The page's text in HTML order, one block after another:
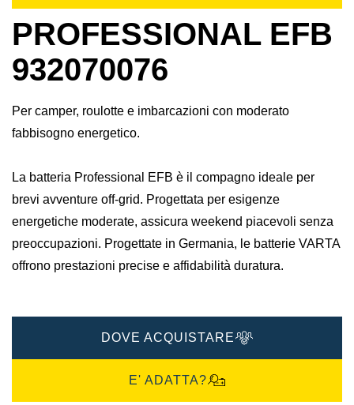
PROFESSIONAL EFB
932070076
Per camper, roulotte e imbarcazioni con moderato
fabbisogno energetico.
La batteria Professional EFB è il compagno ideale per
brevi avventure off-grid. Progettata per esigenze
energetiche moderate, assicura weekend piacevoli senza
preoccupazioni.​ Progettate in Germania, le batterie VARTA
offrono prestazioni precise e affidabilità duratura.​
DOVE ACQUISTARE
E' ADATTA?